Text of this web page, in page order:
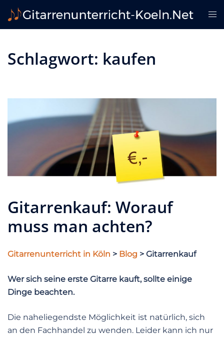
Zum
Inhalt
springen
Schlagwort: kaufen
Gitarrenkauf: Worauf
muss man achten?
Gitarrenunterricht in Köln > Blog > Gitarrenkauf
Wer sich seine erste Gitarre kauft, sollte einige
Dinge beachten.
Die naheliegendste Möglichkeit ist natürlich, sich
an den Fachhandel zu wenden. Leider kann ich nur